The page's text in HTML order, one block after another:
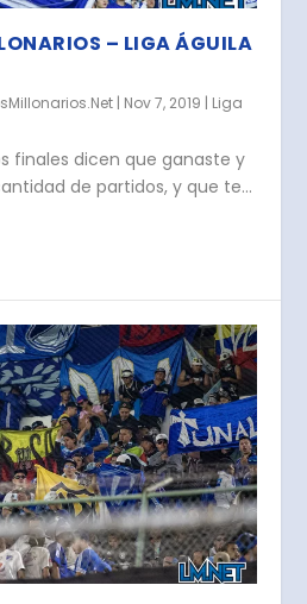
– LIGA ÁGUILA
| Nov 7, 2019 | Liga
finales dicen que ganaste y
de partidos, y que te...